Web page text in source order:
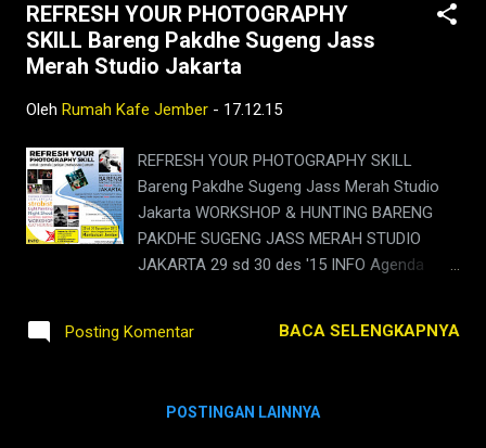
REFRESH YOUR PHOTOGRAPHY
SKILL Bareng Pakdhe Sugeng Jass
Merah Studio Jakarta
Oleh Rumah Kafe Jember - 17.12.15
REFRESH YOUR PHOTOGRAPHY SKILL
Bareng Pakdhe Sugeng Jass Merah Studio
Jakarta WORKSHOP & HUNTING BARENG
PAKDHE SUGENG JASS MERAH STUDIO
JAKARTA 29 sd 30 des '15 INFO Agenda
Jakarta 29 Desember 2015, Mulai Jam 07.00
Human Interest, Portrait, & Candid Workshop
Posting Komentar BACA SELENGKAPNYA
POSTINGAN LAINNYA